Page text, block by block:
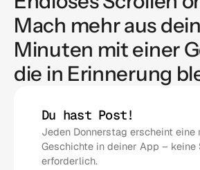
Mach mehr aus
Minuten mit einer
die in Erinnerung
Du hast Post!
Jeden Donnerstag erscheint eine
Geschichte in deiner App – keine
erforderlich.